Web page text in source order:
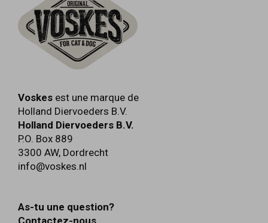
Voskes est une marque de
Holland Diervoeders B.V.
Holland Diervoeders B.V.
P.O. Box 889
3300 AW, Dordrecht
info@voskes.nl
As-tu une question?
Contactez-nous